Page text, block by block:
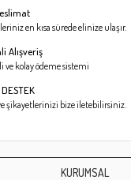
en kısa sürede elinize ulaşır.
Alışveriş
ve kolay ödeme sistemi
şikayetlerinizi bize iletebilirsiniz.
KURUMSAL